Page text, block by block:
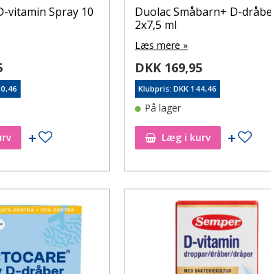
vitamin Spray 10
Tilføj til ønskeseddel
Duolac Småbarn+ D-
2x7,5 ml
Læs mere »
DKK 169,95
Klubpris: DKK 144,46
På lager
Læg i kurv